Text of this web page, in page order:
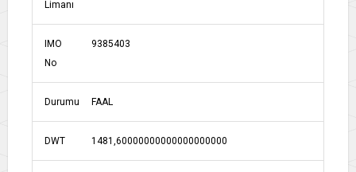
Limanı
IMO
No
9385403
Durumu FAAL
DWT 1481,60000000000000000000